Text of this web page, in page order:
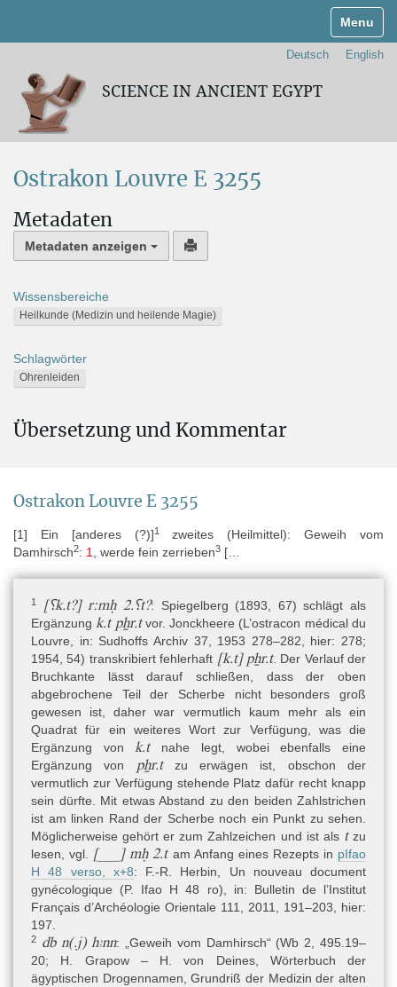
Deutsch English
SCIENCE IN ANCIENT EGYPT
Ostrakon Louvre E 3255
Metadaten
Metadaten anzeigen
Wissensbereiche
Heilkunde (Medizin und heilende Magie)
Schlagwörter
Ohrenleiden
Alternative Namen
abgekürzt zitiert als / abbreviated cited as "O.Lvr"
Europa » Frankreich » (Städte M-P) » Paris » Musée du Louvre
Inventarnummer: E 3255
Erwerbsgeschichte
Stammt laut W. Westendorf aus der Sammlung Anastasi
(Westendorf 1999, 61) und wurde 1872 zum ersten Mal von T.
Devéria aufgelistet. Große Teile der Sammlung Anastasi wurden
zwischen dem 23. und 27. Juni 1857 bei einer öffentlichen Auktion
vom Louvre angekauft. Darunter befand sich auch das Ostrakon
E 3255, denn in dem für den Verkauf erstellten Katalog ist das
Objekt mit großer Wahrscheinlichkeit als Nr. 1083 zu
identifizieren. Die Beschreibung als „Tesson de poterie portant 5
lignes, fragment d’un texte hiératique avec rubriques caractère de
la XVIIIe dynastie“ (Lenormant 1857, 88) ist von allen dort
beschriebenen Ostraka als einzige zutreffend für dieses Stück.
Herkunft
(unbekannt)
Datierung
von:
(Epochen und Dynastien) » Pharaonische Zeit » Neues Reich »
19. Dynastie
Übersetzung und Kommentar
Ostrakon Louvre E 3255
[1] Ein [anderes (?)]1zweites (Heilmittel): Geweih vom
Damhirsch2: 1 , werde fein zerrieben3 […
1 [⸮k.t?] r:mḥ 2.⸮t?: Spiegelberg (1893, 67) schlägt als
Ergänzung k.t pẖr.tvor. Jonckheere (L’ostracon médical du
Louvre, in: Sudhoffs Archiv 37, 1953 278–282, hier: 278;
1954, 54) transkribiert fehlerhaft [k.t] pẖr.t. Der Verlauf der
Bruchkante lässt darauf schließen, dass der oben
abgebrochene Teil der Scherbe nicht besonders groß
gewesen ist, daher war vermutlich kaum mehr als ein
Quadrat für ein weiteres Wort zur Verfügung, was die
Ergänzung von k.tnahe legt, wobei ebenfalls eine
Ergänzung von pẖr.tzu erwägen ist, obschon der
vermutlich zur Verfügung stehende Platz dafür recht knapp
sein dürfte. Mit etwas Abstand zu den beiden Zahlstrichen
ist am linken Rand der Scherbe noch ein Punkt zu sehen.
Möglicherweise gehört er zum Zahlzeichen und ist als tzu
lesen, vgl. [___] mḥ 2.tam Anfang eines Rezepts in pIfao
H 48 verso, x+8: F.-R. Herbin, Un nouveau document
gynécologique (P. Ifao H 48 ro), in: Bulletin de l’Institut
Français d’Archéologie Orientale 111, 2011, 191–203, hier:
197.
2 db n(.j) hꜣnn: „Geweih vom Damhirsch“ (Wb 2, 495.19–
20; H. Grapow – H. von Deines, Wörterbuch der
ägyptischen Drogennamen, Grundriß der Medizin der alten